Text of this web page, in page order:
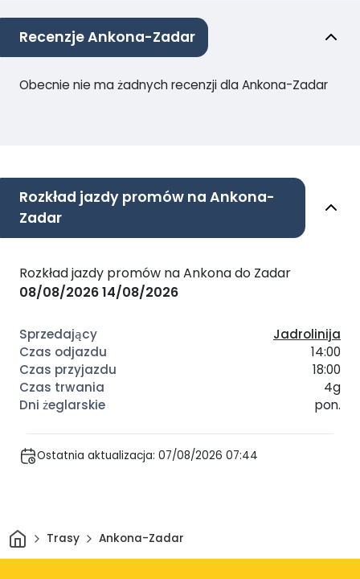
Recenzje Ankona-Zadar
Obecnie nie ma żadnych recenzji dla Ankona-Zadar
Rozkład jazdy promów na Ankona-
Zadar
Rozkład jazdy promów na Ankona do Zadar
08/08/202614/08/2026
Jadrolinija
14:00
18:00
4g
pon.
Ostatnia aktualizacja: 07/08/2026 07:44
DomTrasy Ankona-Zadar